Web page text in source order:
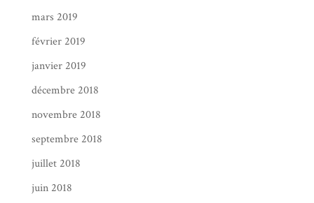
mars 2019
février 2019
janvier 2019
décembre 2018
novembre 2018
septembre 2018
juillet 2018
juin 2018